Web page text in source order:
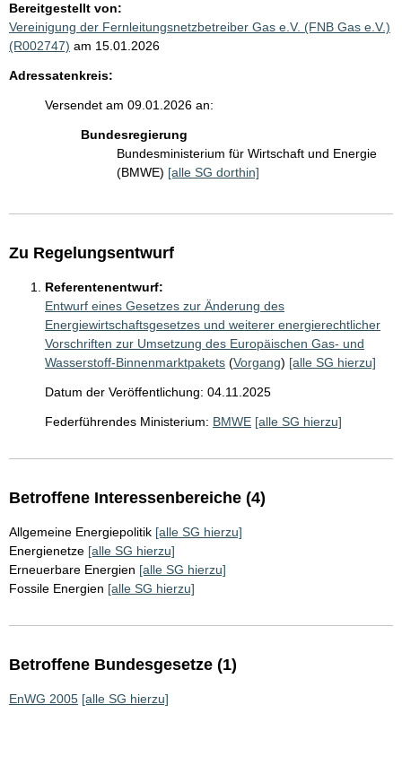
Bereitgestellt von:
Vereinigung der Fernleitungsnetzbetreiber Gas e.V. (FNB Gas e.V.)
(R002747) am 15.01.2026
Adressatenkreis:
Versendet am 09.01.2026 an:
Bundesregierung
Bundesministerium für Wirtschaft und Energie
(BMWE) [alle SG dorthin]
Zu Regelungsentwurf
Referentenentwurf:
Entwurf eines Gesetzes zur Änderung des
Energiewirtschaftsgesetzes und weiterer energierechtlicher
Vorschriften zur Umsetzung des Europäischen Gas- und
Wasserstoff-Binnenmarktpakets (Vorgang) [alle SG hierzu]
Datum der Veröffentlichung: 04.11.2025
Federführendes Ministerium: BMWE [alle SG hierzu]
Betroffene Interessenbereiche (4)
Allgemeine Energiepolitik [alle SG hierzu]
Energienetze [alle SG hierzu]
Erneuerbare Energien [alle SG hierzu]
Fossile Energien [alle SG hierzu]
Betroffene Bundesgesetze (1)
EnWG 2005 [alle SG hierzu]